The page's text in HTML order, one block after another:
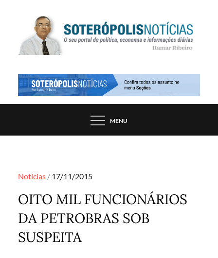
SOTERÓPOLIS NOTÍCIAS
PORTAL DE NOTÍCIAS DE SALVADOR E
MENU
Notícias Posted
17/11/2015
OITO MIL FUNCIONÁRIOS
DA PETROBRAS SOB
SUSPEITA